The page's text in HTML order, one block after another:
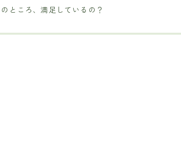
ところ、満足しているの？